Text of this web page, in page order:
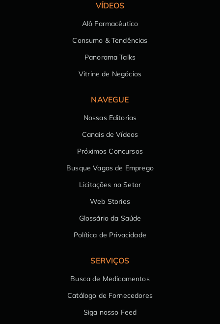
VÍDEOS
Alô Farmacêutico
Consumo & Tendências
Panorama Talks
Vitrine de Negócios
NAVEGUE
Nossas Editorias
Canais de Vídeos
Próximos Concursos
Busque Vagas de Emprego
Licitações no Setor
Web Stories
Glossário da Saúde
Política de Privacidade
SERVIÇOS
Busca de Medicamentos
Catálogo de Fornecedores
Siga nosso Feed